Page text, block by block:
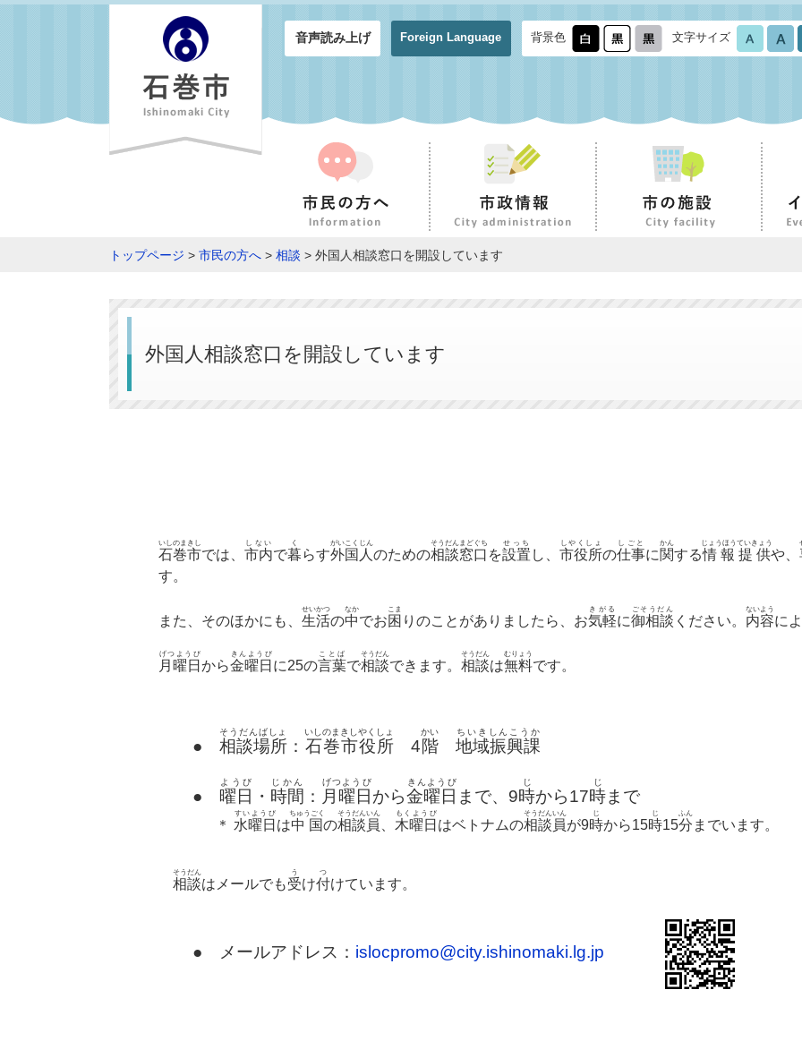
音声読み上げ Foreign Language 背景色 文字サイズ
トップページ > 市民の方へ > 相談 > 外国人相談窓口を開設しています
外国人相談窓口を開設しています
石巻市
いしのまきし
では、 市内
しない
で暮
く
らす外国人
がいこくじん
のための相談窓口
そうだんまどぐち
を設置
せっち
し、 市役所
しやくしょ
の仕事
しごと
に関
かん
する情報提供
じょうほうていきょう
や、
す。
また、そのほかにも、 生活
せいかつ
の中
なか
でお困
こま
りのことがありましたら、お気軽
きがる
に御相談
ごそうだん
ください。 内容
ないよう
に
月曜日
げつようび
から金曜日
きんようび
に25の言葉
ことば
で相談
そうだん
できます。 相談
そうだん
は無料
むりょう
で
● 相談場所
そうだんばしょ
： 石巻市役所
いしのまきしやくしょ
4階
かい
地域振興課
ちいきしんこうか
● 曜日
ようび
・ 時間
じかん
： 月曜日
げつようび
から金曜日
きんようび
まで、9時
じ
から17時
じ
まで
＊ 水曜日
すいようび
は中国
ちゅうごく
の相談員
そうだんいん
木曜日
もくようび
はベトナムの相談員
そうだんいん
が9時
じ
から15時
じ
15分
ふん
までいます。
相談
そうだん
はメールでも受
う
け付
つ
けています。
● メールアドレス： islocpromo@city.ishinomaki.lg.jp